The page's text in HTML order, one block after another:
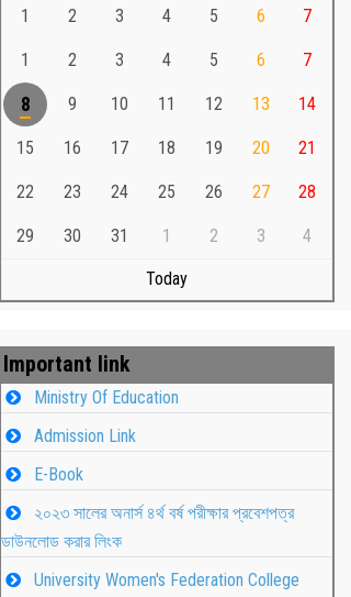
Md. Shafiullah Sarker
Md. Shafiullah Sarkar , Professor , Teacher
Teacher Representative
1 2 3 4 5 6 7
1 2 3 4 5 6 7
8 9 10 11 12 13 14
15 16 17 18 19 20 21
22 23 24 25 26 27 28
29 30 31 1 2 3 4
Today
Important link
Ministry Of Education
Admission Link
E-Book
২০২৩ সালের অনার্স ৪র্থ বর্ষ পরীক্ষার প্রবেশপত্র
ডাউনলোড করার লিংক
University Women's Federation College